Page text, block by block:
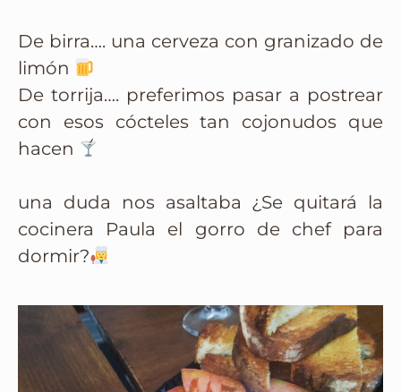
De birra…. una cerveza con granizado de
limón
De torrija…. preferimos pasar a postrear
con esos cócteles tan cojonudos que
hacen
una duda nos asaltaba ¿Se quitará la
cocinera Paula el gorro de chef para
dormir?